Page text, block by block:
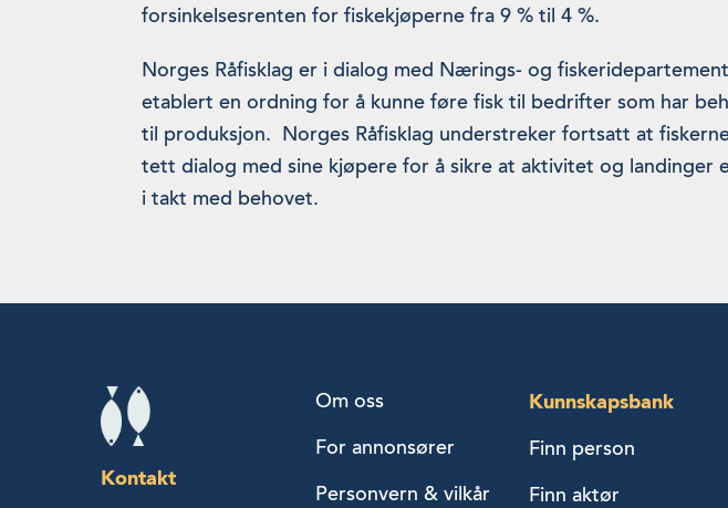
forsinkelsesrenten for fiskekjøperne fra 9 % til 4 %.
Norges Råfisklag er i dialog med Nærings- og
etablert en ordning for å kunne føre fisk til bedrifter som har
til produksjon. Norges Råfisklag understreker fortsatt at
tett dialog med sine kjøpere for å sikre at aktivitet og landinger
i takt med behovet.
Kontakt
Om oss
For annonsører
Personvern & vilkår
Kunnskapsbank
Finn person
Finn aktør